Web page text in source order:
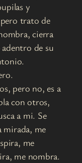
y
trato de
cierra
de su
pero no, es a
con otros,
a mi. Se
mirada, me
me
me nombra.